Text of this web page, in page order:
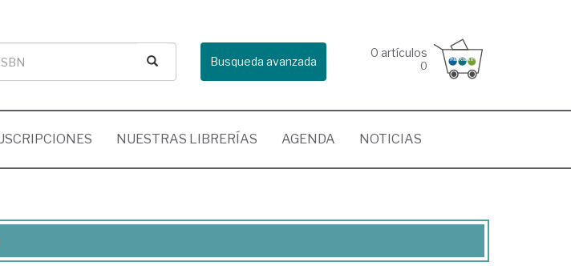
Busqueda avanzada
0 artículos
0
NUESTRAS LIBRERÍAS AGENDA NOTICIAS